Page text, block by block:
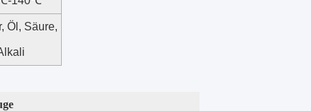
Öl, Säure,